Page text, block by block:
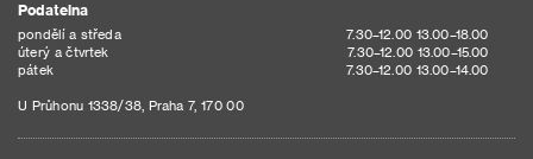
Podatelna
pondělí a středa
7.30–12.00 13.00–18.00
úterý a čtvrtek
7.30–12.00 13.00–15.00
pátek
7.30–12.00 13.00–14.00
U Průhonu 1338/38, Praha 7, 170 00